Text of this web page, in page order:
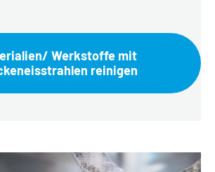
Werkstoffe mit
reinigen